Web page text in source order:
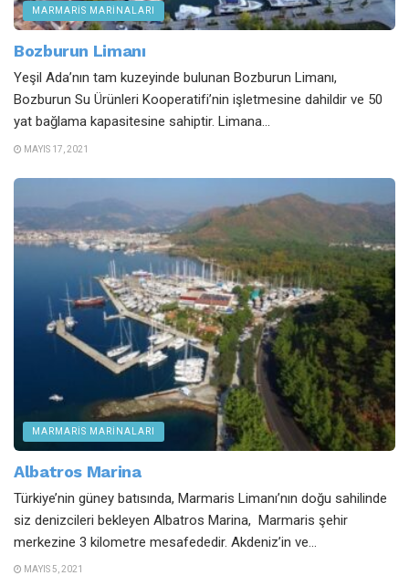
MARMARIS MARINALARI
Bozburun Limanı
Yeşil Ada’nın tam kuzeyinde bulunan Bozburun Limanı,
Bozburun Su Ürünleri Kooperatifi’nin işletmesine dahildir ve 50
yat bağlama kapasitesine sahiptir. Limana...
MAYIS 17, 2021
MARMARIS MARINALARI
Albatros Marina
Türkiye’nin güney batısında, Marmaris Limanı’nın doğu sahilinde
siz denizcileri bekleyen Albatros Marina, Marmaris şehir
merkezine 3 kilometre mesafededir. Akdeniz’in ve...
MAYIS 5, 2021